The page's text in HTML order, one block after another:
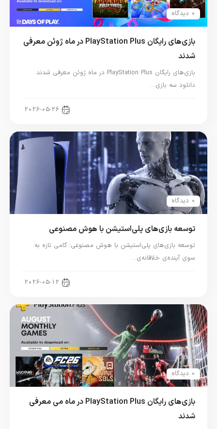
0 دیدگاه
بازی‌های رایگان PlayStation Plus در ماه ژوئن معرفی
شدند
بازی‌های رایگان PlayStation Plus در ماه ژوئن معرفی شدند
دانلود سه بازی…
2026-05-26
0 دیدگاه
توسعه بازی‌های پلی‌استیشن با هوش مصنوعی
توسعه بازی‌های پلی‌استیشن با هوش مصنوعی؛ گامی تازه به
سوی آینده‌ی خلاقانه‌ی…
2026-05-12
0 دیدگاه
بازی‌های رایگان PlayStation Plus در ماه می معرفی
شدند